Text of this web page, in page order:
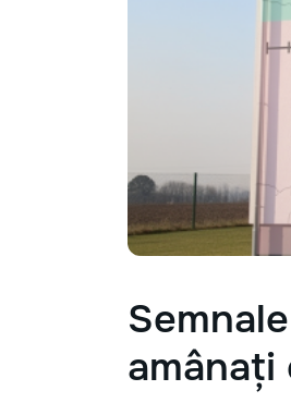
amânați